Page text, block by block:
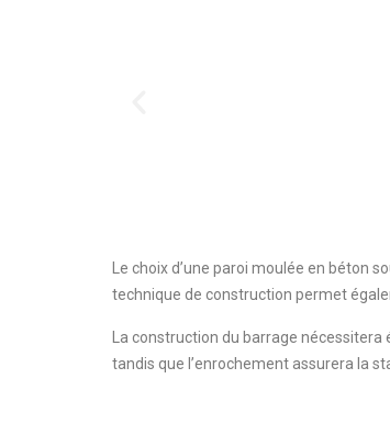
Le choix d’une paroi moulée en béton
technique de construction permet
La construction du barrage
tandis que l’enrochement assurera la